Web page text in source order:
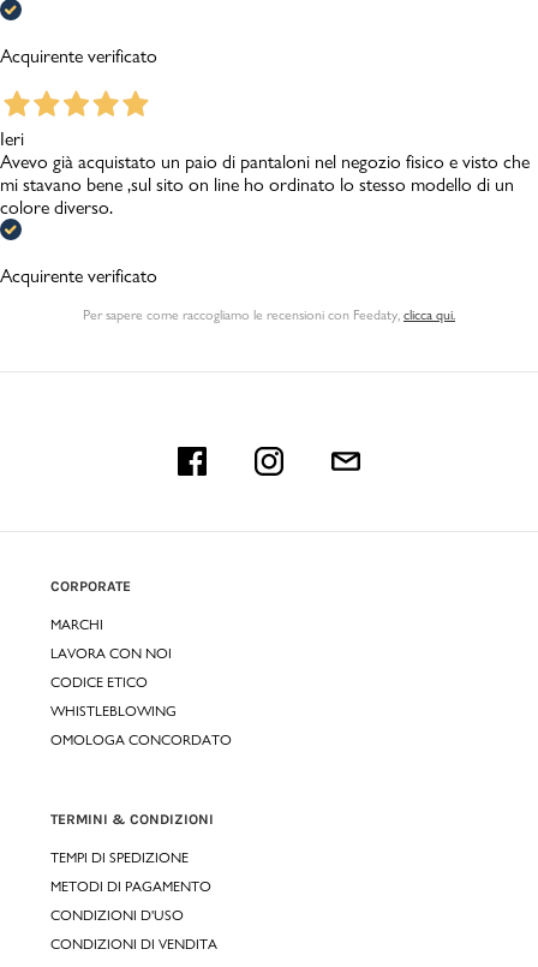
Acquirente verificato
Ieri
Avevo già acquistato un paio di pantaloni nel negozio fisico e visto che
mi stavano bene ,sul sito on line ho ordinato lo stesso modello di un
colore diverso.
Acquirente verificato
Per sapere come raccogliamo le recensioni con Feedaty, clicca qui.
CORPORATE
MARCHI
LAVORA CON NOI
CODICE ETICO
WHISTLEBLOWING
OMOLOGA CONCORDATO
TERMINI & CONDIZIONI
TEMPI DI SPEDIZIONE
METODI DI PAGAMENTO
CONDIZIONI D'USO
CONDIZIONI DI VENDITA